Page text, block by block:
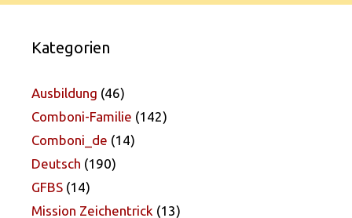
Kategorien
Ausbildung (46)
Comboni-Familie (142)
Comboni_de (14)
Deutsch (190)
GFBS (14)
Mission Zeichentrick (13)